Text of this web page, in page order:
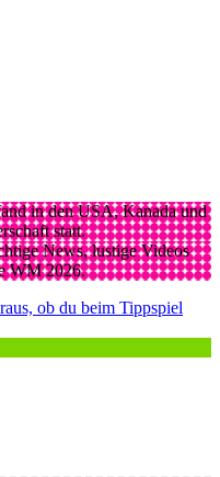
in den USA, Kanada und
statt.
News, lustige Videos
WM 2026.
ob du beim Tippspiel